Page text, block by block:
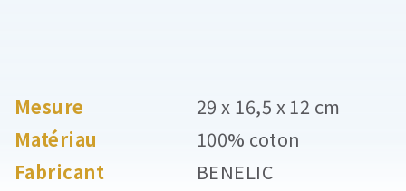
Mesure
29 x 16,5 x 12 cm
Matériau
100% coton
Fabricant
BENELIC